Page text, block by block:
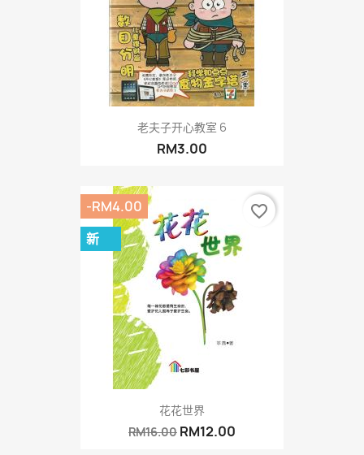
老夫子开心教室 6
RM3.00
花花世界
RM16.00 RM12.00
-RM4.00
新
favorite_border